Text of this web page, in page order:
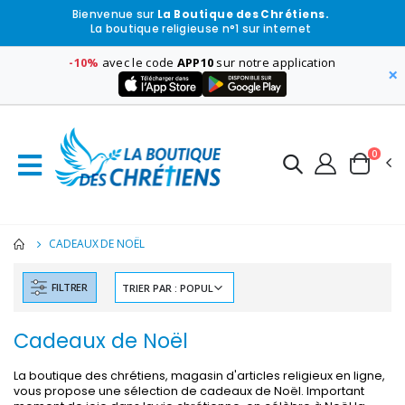
Bienvenue sur La Boutique des Chrétiens.
La boutique religieuse n°1 sur internet
-10% avec le code APP10 sur notre application
×
0
CADEAUX DE NOËL
FILTRER
Cadeaux de Noël
La boutique des chrétiens, magasin d'articles religieux en ligne,
vous propose une sélection de cadeaux de Noël. Important
6 Bougies Teintées Masse Couleur Blanche